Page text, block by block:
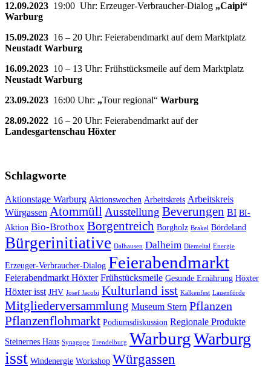
12.09.2023 19:00 Uhr: Erzeuger-Verbraucher-Dialog „Caipi“
Warburg
15.09.2023 16 – 20 Uhr: Feierabendmarkt auf dem Marktplatz
Neustadt Warburg
16.09.2023 10 – 13 Uhr: Frühstücksmeile auf dem Marktplatz
Neustadt Warburg
23.09.2023 16:00 Uhr: „Tour regional“ Warburg
28.09.2022 16 – 20 Uhr: Feierabendmarkt auf der
Landesgartenschau Höxter
Schlagworte
Aktionstage Warburg Aktionswochen Arbeitskreis Arbeitskreis
Würgassen Atommüll Ausstellung Beverungen BI BI-
Aktion Bio-Brotbox Borgentreich Borgholz Brakel Bördeland
Bürgerinitiative Dalhausen Dalheim Diemeltal Energie
Erzeuger-Verbraucher-Dialog Feierabendmarkt
Feierabendmarkt Höxter Frühstücksmeile Gesunde Ernährung Höxter
Höxter isst JHV Josef Jacobi Kulturland isst Kälkenfest Lauenförde
Mitgliederversammlung Museum Stern Pflanzen
Pflanzenflohmarkt Podiumsdiskussion Regionale Produkte
Steinernes Haus Synagoge Trendelburg WarburgWarburg
isst Windenergie Workshop Würgassen